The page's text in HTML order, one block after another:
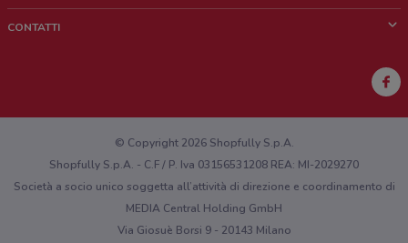
Lavora con noi
Richieste commerciali e marketing
CONTATTI
Hai un malfunzionamento sul web o sull'app?
© Copyright 2026 Shopfully S.p.A.
Shopfully S.p.A. - C.F / P. Iva 03156531208 REA: MI-2029270
Società a socio unico soggetta all’attività di direzione e coordinamento di
MEDIA Central Holding GmbH
Via Giosuè Borsi 9 - 20143 Milano